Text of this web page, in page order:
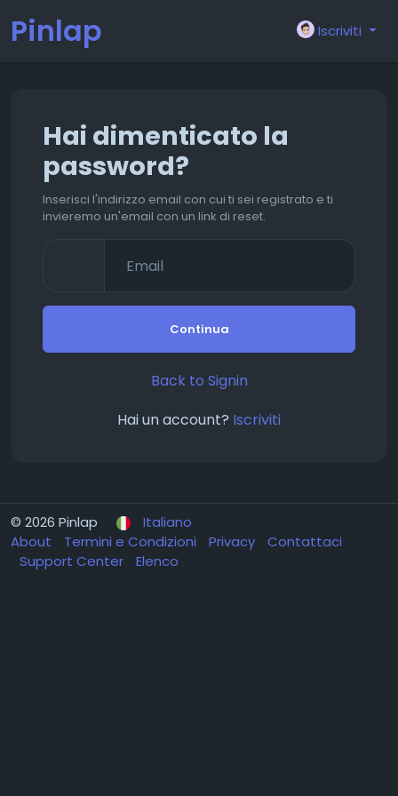
Pinlap Iscriviti
Hai dimenticato la
password?
Inserisci l'indirizzo email con cui ti sei registrato e ti
invieremo un'email con un link di reset.
Continua
Back to Signin
Hai un account? Iscriviti
© 2026 Pinlap
Italiano
About
Termini e Condizioni Privacy
Contattaci
Support Center
Elenco